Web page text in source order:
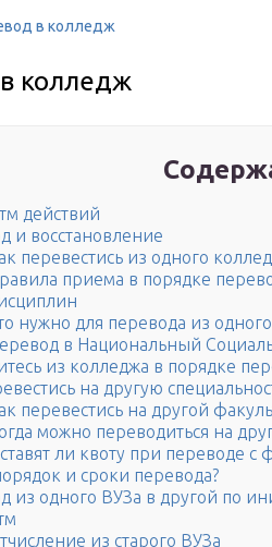
в колледж
колледж
действий
и восстановление
перевестись из одного
приема в порядке
нужно для перевода из
в Национальный
из колледжа в порядке
на другую
перевестись на другой
можно переводиться на
ли квоту при переводе с
и сроки перевода?
из одного ВУЗа в другой по
из старого ВУЗа